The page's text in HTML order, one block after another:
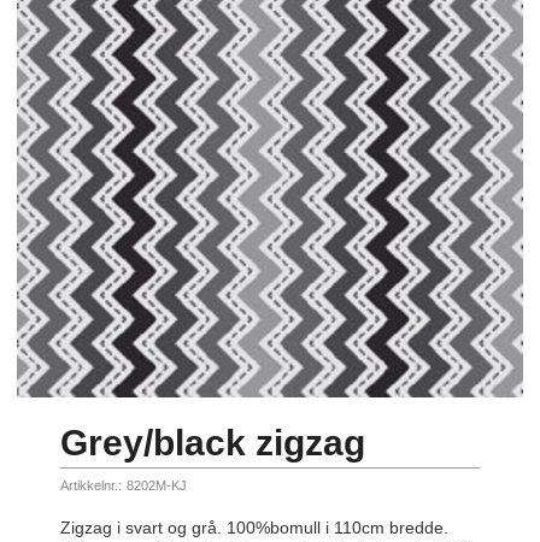
Grey/black zigzag
Artikkelnr.: 8202M-KJ
Zigzag i svart og grå. 100%bomull i 110cm bredde.